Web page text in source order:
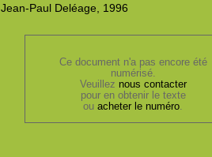
Jean-Paul Deléage, 1996
Ce document n'a pas encore été
numérisé.
Veuillez nous contacter
pour en obtenir le texte
ouacheter le numéro.